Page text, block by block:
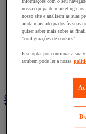
Carro dobrável
Carro eléctrico
Carro em fio de
Carro para caixas
Carro para carga
Carros com
Carros de
Serviço e
Contentor móvel
Ver todas as categorias
Acessórios para
informações com o seu
nossa equipa de marketing e
nosso site e analisem as suas
ainda mais adequados às suas
quiser saber mais sobre as
"configurações de cookies".
E se optar por continuar a sua
também pode ler a nossa